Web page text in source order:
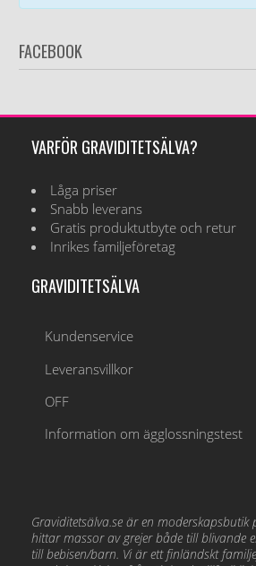
FACEBOOK
VARFÖR GRAVIDITETSÄLVA?
Låga priser
Snabb leverans
Gratis produktutbyte och retur
Inrikes familjeföretag
GRAVIDITETSÄLVA
Kundenservice
Leveransvillkor
OFF
Information om ägglossningstest
Graviditetsälva.se är en
hittar massor av grejer både till blivande
till bebisen/barn. Vi är ett finländskt